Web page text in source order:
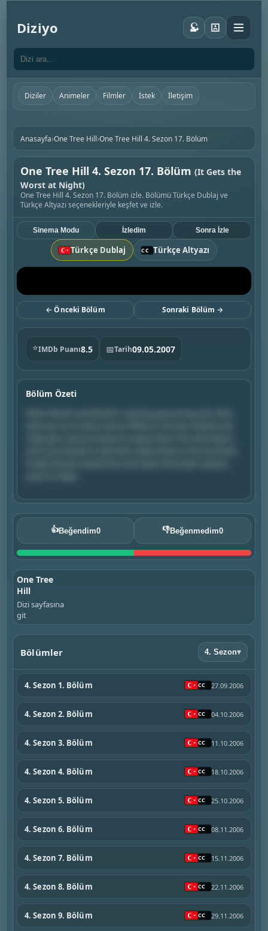
Diziyo
Diziler Animeler Filmler İstek İletişim
Anasayfa›One Tree Hill›One Tree Hill 4. Sezon 17. Bölüm
One Tree Hill 4. Sezon 17. Bölüm (It Gets the
Worst at Night)
One Tree Hill 4. Sezon 17. Bölüm izle. Bölümü Türkçe Dublaj ve
Türkçe Altyazı seçenekleriyle keşfet ve izle.
Türkçe Dublaj Türkçe Altyazı
Sinema Modu İzledim Sonra İzle
← Önceki Bölüm Sonraki Bölüm →
⭐IMDb Puanı8.5 📅Tarih09.05.2007
Bölüm Özeti
👍Beğendim0 👎Beğenmedim0
One Tree
Hill
Dizi sayfasına
git
Bölümler 4. Sezon▾
4. Sezon 1. Bölüm 27.09.2006
4. Sezon 2. Bölüm 04.10.2006
4. Sezon 3. Bölüm 11.10.2006
4. Sezon 4. Bölüm 18.10.2006
4. Sezon 5. Bölüm 25.10.2006
4. Sezon 6. Bölüm 08.11.2006
4. Sezon 7. Bölüm 15.11.2006
4. Sezon 8. Bölüm 22.11.2006
4. Sezon 9. Bölüm 29.11.2006